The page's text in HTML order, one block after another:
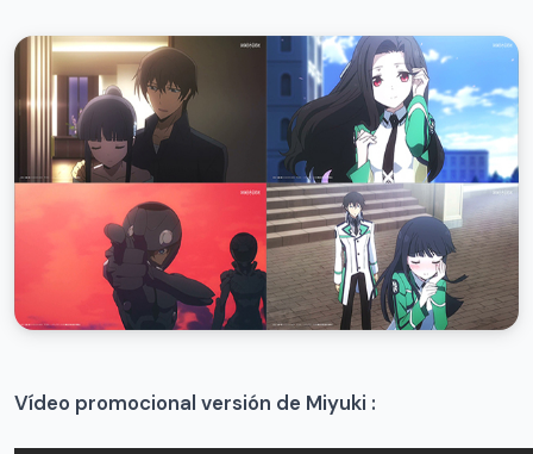
Vídeo promocional versión de Miyuki :